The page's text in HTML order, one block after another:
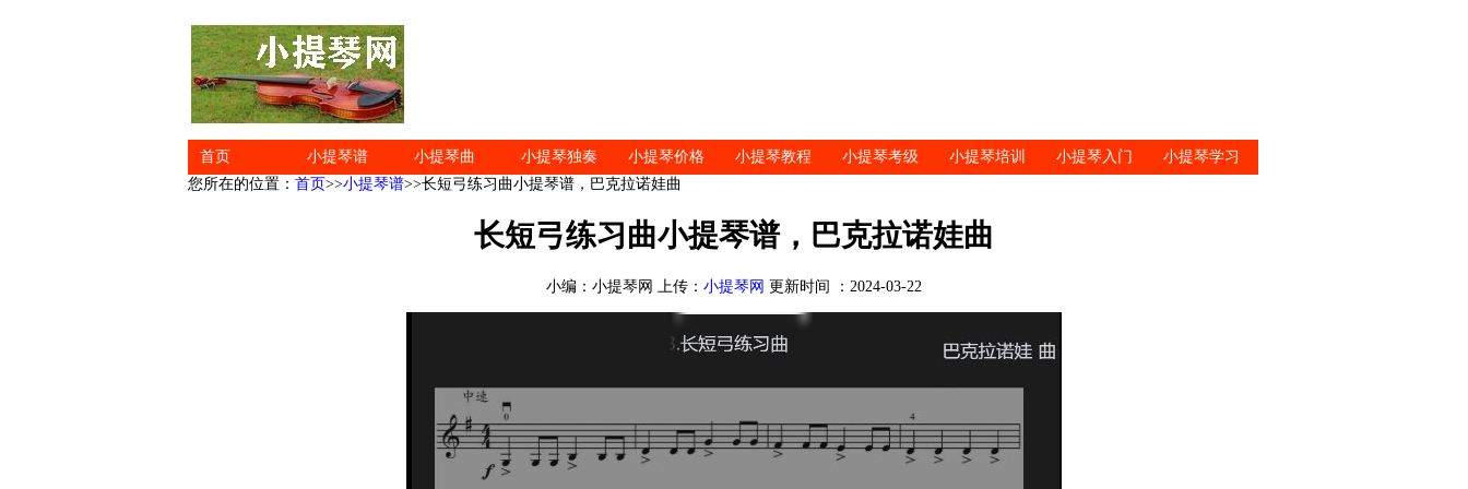
首页 小提琴谱 小提琴曲 小提琴独奏 小提琴价格 小提琴教程 小提琴考级 小提琴培训 小提琴入门
小提琴学习
您所在的位置： 首页>>小提琴谱>>长短弓练习曲小提琴谱，巴克拉诺娃曲
长短弓练习曲小提琴谱，巴克拉诺娃曲
小编：小提琴网 上传： 小提琴网 更新时间 ：2024-03-22